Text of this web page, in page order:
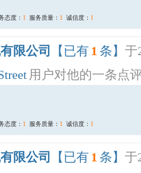
态度： 1 服务质量： 1 诚信度： 1
限公司 【已有 1 条】 于
用户对他的一条点
态度： 1 服务质量： 1 诚信度： 1
限公司 【已有 1 条】 于